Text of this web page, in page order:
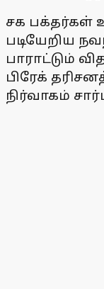
சக பக்தர்கள்
படியேறிய
பாராட்டும்
பிரேக்
நிர்வாகம்